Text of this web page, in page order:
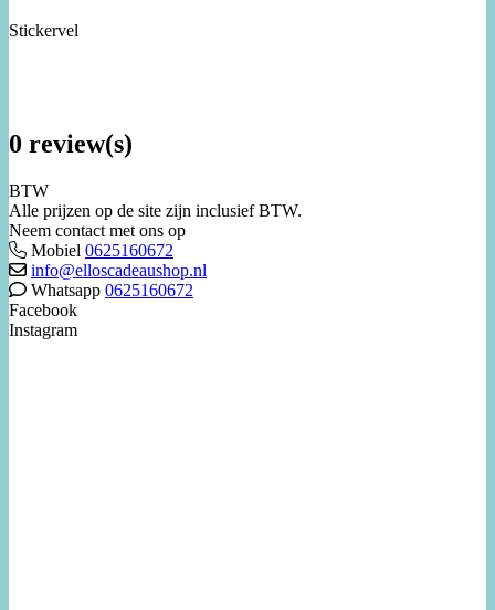
Stickervel
0 review(s)
BTW
Alle prijzen op de site zijn inclusief BTW.
Neem contact met ons op
Mobiel 0625160672
info@elloscadeaushop.nl
Whatsapp 0625160672
Facebook
Instagram